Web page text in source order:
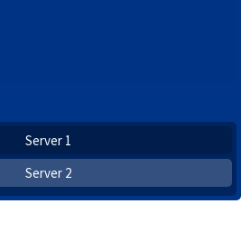
Server 1
Server 2